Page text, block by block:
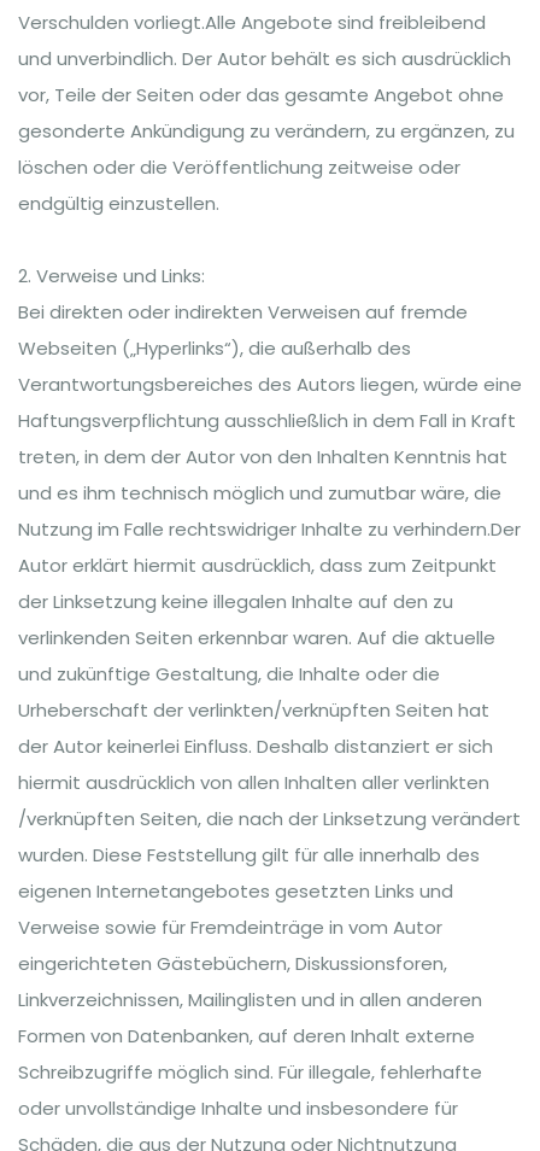
Verschulden vorliegt.Alle Angebote sind freibleibend
und unverbindlich. Der Autor behält es sich ausdrücklich
vor, Teile der Seiten oder das gesamte Angebot ohne
gesonderte Ankündigung zu verändern, zu ergänzen, zu
löschen oder die Veröffentlichung zeitweise oder
endgültig einzustellen.
2. Verweise und Links:
Bei direkten oder indirekten Verweisen auf fremde
Webseiten („Hyperlinks“), die außerhalb des
Verantwortungsbereiches des Autors liegen, würde eine
Haftungsverpflichtung ausschließlich in dem Fall in Kraft
treten, in dem der Autor von den Inhalten Kenntnis hat
und es ihm technisch möglich und zumutbar wäre, die
Nutzung im Falle rechtswidriger Inhalte zu verhindern.Der
Autor erklärt hiermit ausdrücklich, dass zum Zeitpunkt
der Linksetzung keine illegalen Inhalte auf den zu
verlinkenden Seiten erkennbar waren. Auf die aktuelle
und zukünftige Gestaltung, die Inhalte oder die
Urheberschaft der verlinkten/verknüpften Seiten hat
der Autor keinerlei Einfluss. Deshalb distanziert er sich
hiermit ausdrücklich von allen Inhalten aller verlinkten
/verknüpften Seiten, die nach der Linksetzung verändert
wurden. Diese Feststellung gilt für alle innerhalb des
eigenen Internetangebotes gesetzten Links und
Verweise sowie für Fremdeinträge in vom Autor
eingerichteten Gästebüchern, Diskussionsforen,
Linkverzeichnissen, Mailinglisten und in allen anderen
Formen von Datenbanken, auf deren Inhalt externe
Schreibzugriffe möglich sind. Für illegale, fehlerhafte
oder unvollständige Inhalte und insbesondere für
Schäden, die aus der Nutzung oder Nichtnutzung